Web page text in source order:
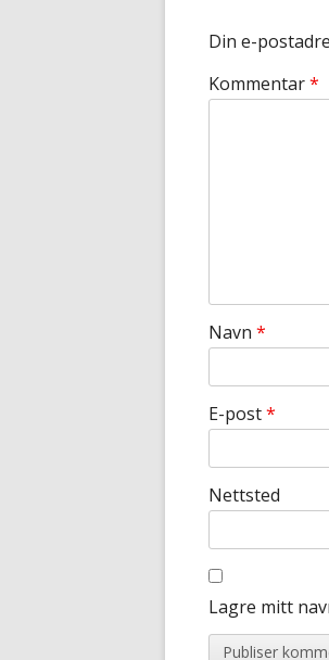
Din e-
Kommentar*
Navn *
E-post*
Nettsted
Lagre mitt